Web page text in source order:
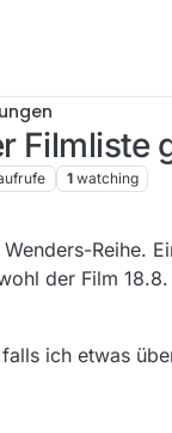
Filmliste
1 watching
Reihe.
der Film
ich etwas